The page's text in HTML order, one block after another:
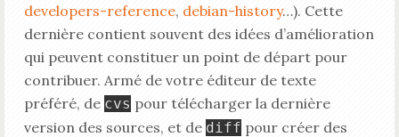
developers-reference, debian-history…). Cette
dernière contient souvent des idées d’amélioration
qui peuvent constituer un point de départ pour
contribuer. Armé de votre éditeur de texte
préféré, de cvs pour télécharger la dernière
version des sources, et de diff pour créer des